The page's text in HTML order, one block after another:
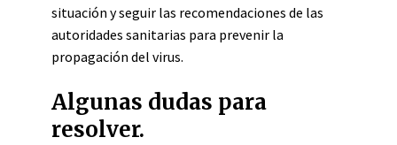
situación y seguir las recomendaciones de las
autoridades sanitarias para prevenir la
propagación del virus.
Algunas dudas para
resolver.